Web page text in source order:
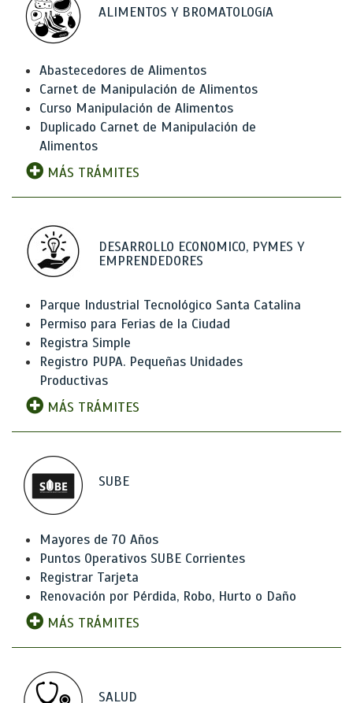
ALIMENTOS Y BROMATOLOGíA
Abastecedores de Alimentos
Carnet de Manipulación de Alimentos
Curso Manipulación de Alimentos
Duplicado Carnet de Manipulación de
Alimentos
MÁS TRÁMITES
DESARROLLO ECONOMICO, PYMES Y
EMPRENDEDORES
Parque Industrial Tecnológico Santa Catalina
Permiso para Ferias de la Ciudad
Registra Simple
Registro PUPA. Pequeñas Unidades
Productivas
MÁS TRÁMITES
SUBE
Mayores de 70 Años
Puntos Operativos SUBE Corrientes
Registrar Tarjeta
Renovación por Pérdida, Robo, Hurto o Daño
MÁS TRÁMITES
SALUD